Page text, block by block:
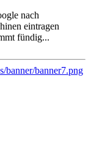
nach
eintragen
fündig...